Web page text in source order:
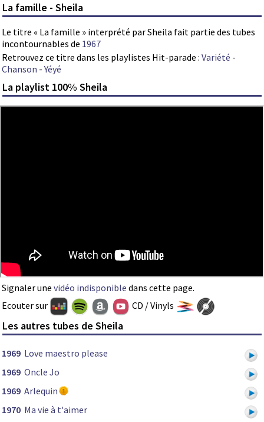
La famille - Sheila
Le titre « La famille » interprété par Sheila fait partie des tubes
incontournables de 1967
Retrouvez ce titre dans les playlistes Hit-parade : Variété -
Chanson -Yéyé
La playlist 100% Sheila
Signaler une vidéo indisponible dans cette page.
Ecouter sur
CD / Vinyls
Les autres tubes de Sheila
1969 Love maestro please
1969 Oncle Jo
1969 Arlequin
1970 Ma vie à t'aimer